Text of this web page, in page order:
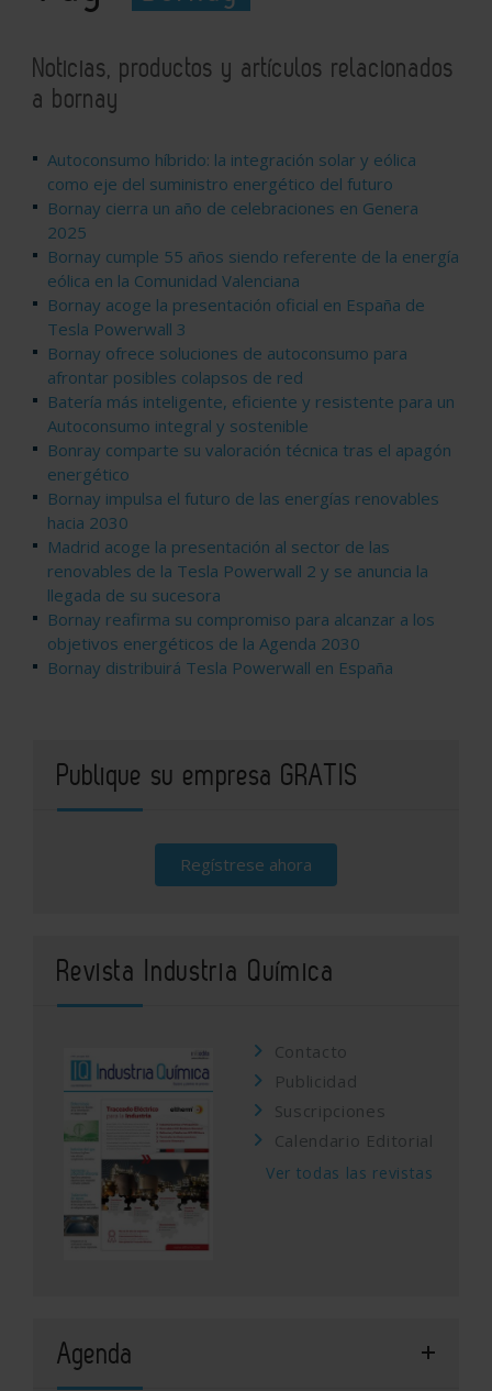
Noticias, productos y artículos relacionados
a bornay
Autoconsumo híbrido: la integración solar y eólica
como eje del suministro energético del futuro
Bornay cierra un año de celebraciones en Genera
2025
Bornay cumple 55 años siendo referente de la energía
eólica en la Comunidad Valenciana
Bornay acoge la presentación oficial en España de
Tesla Powerwall 3
Bornay ofrece soluciones de autoconsumo para
afrontar posibles colapsos de red
Batería más inteligente, eficiente y resistente para un
Autoconsumo integral y sostenible
Bonray comparte su valoración técnica tras el apagón
energético
Bornay impulsa el futuro de las energías renovables
hacia 2030
Madrid acoge la presentación al sector de las
renovables de la Tesla Powerwall 2 y se anuncia la
llegada de su sucesora
Bornay reafirma su compromiso para alcanzar a los
objetivos energéticos de la Agenda 2030
Bornay distribuirá Tesla Powerwall en España
Publique su empresa GRATIS
Regístrese ahora
Revista Industria Química
Contacto
Publicidad
Suscripciones
Calendario Editorial
Ver todas las revistas
Agenda